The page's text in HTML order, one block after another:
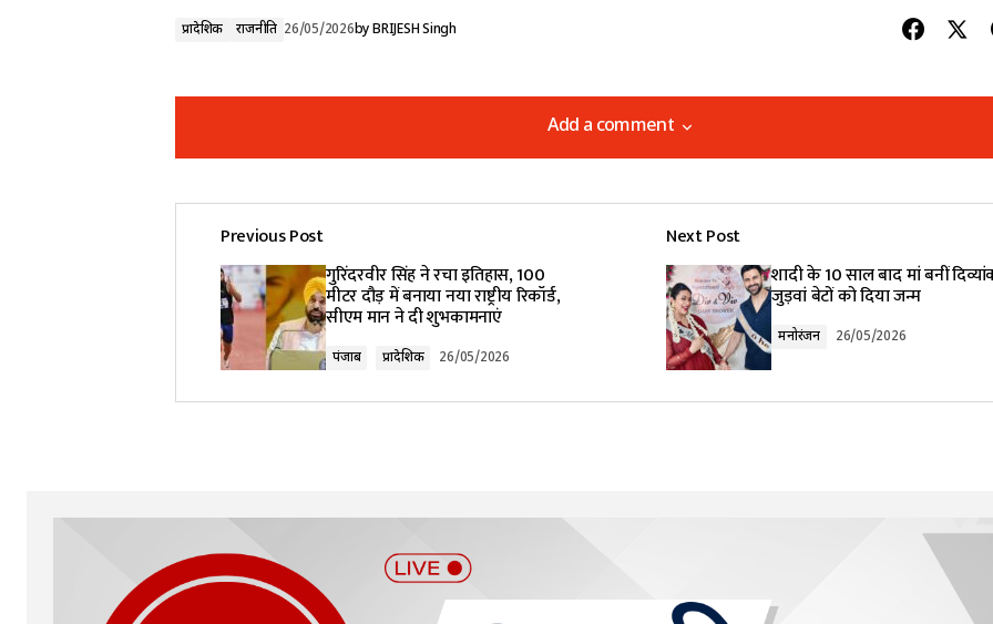
प्रादेशिक राजनीति 26/05/2026byBRIJESH Singh
Add a comment
Add a comment
Your email address will not be published. Required fields are marked *
Comment*
Previous Post
गुरिंदरवीर सिंह ने रचा इतिहास, 100
मीटर दौड़ में बनाया नया राष्ट्रीय रिकॉर्ड,
सीएम मान ने दी शुभकामनाएं
पंजाब प्रादेशिक 26/05/2026
Next Post
शादी के 10 साल बाद मां बनीं
जुड़वां बेटों को दिया जन्म
मनोरंजन 26/05/2026